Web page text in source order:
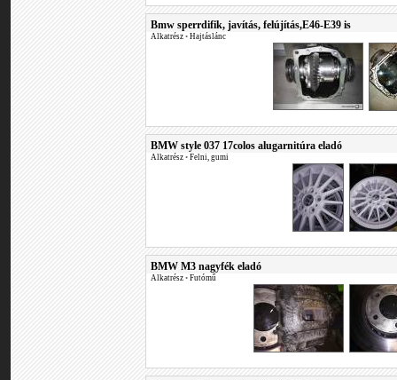
Bmw sperrdifik, javítás, felújítás,E46-E39 is
Alkatrész • Hajtáslánc
BMW style 037 17colos alugarnitúra eladó
Alkatrész • Felni, gumi
BMW M3 nagyfék eladó
Alkatrész • Futómű